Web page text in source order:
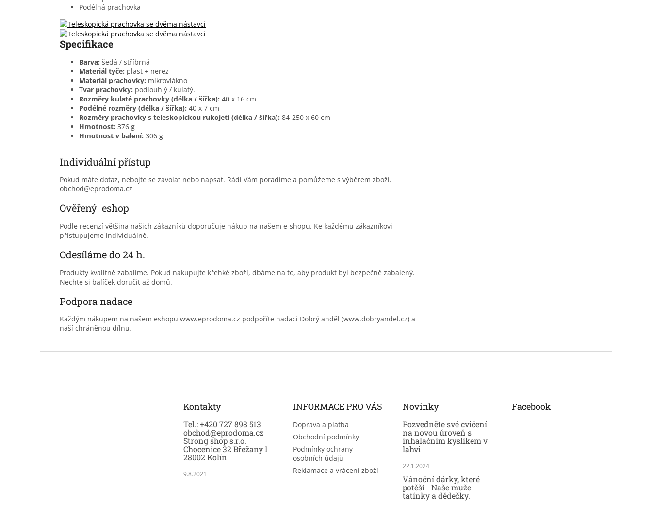
Podélná prachovka
Specifikace
Barva: šedá / stříbrná
Materiál tyče: plast + nerez
Materiál prachovky: mikrovlákno
Tvar prachovky: podlouhlý / kulatý.
Rozměry kulaté prachovky (délka / šířka): 40 x 16 cm
Podélné rozměry (délka / šířka): 40 x 7 cm
Rozměry prachovky s teleskopickou rukojetí (délka / šířka): 84-250 x 60 cm
Hmotnost: 376 g
Hmotnost v balení: 306 g
Individuální přístup
Pokud máte dotaz, nebojte se zavolat nebo napsat. Rádi Vám poradíme a pomůžeme s výběrem zboží.
obchod@eprodoma.cz
Ověřený eshop
Podle recenzí většina našich zákazníků doporučuje nákup na našem e-shopu. Ke každému zákazníkovi
přistupujeme individuálně.
Odesíláme do 24 h.
Produkty kvalitně zabalíme. Pokud nakupujte křehké zboží, dbáme na to, aby produkt byl bezpečně zabalený.
Nechte si balíček doručit až domů.
Podpora nadace
Každým nákupem na našem eshopu www.eprodoma.cz podpoříte nadaci Dobrý anděl (www.dobryandel.cz) a
naší chráněnou dílnu.
Kontakty
Tel.: +420 727 898 513
obchod@eprodoma.cz
Strong shop s.r.o.
Chocenice 32 Břežany I
28002 Kolín
9.8.2021
INFORMACE PRO VÁS
Doprava a platba
Obchodní podmínky
Podmínky ochrany
osobních údajů
Reklamace a vrácení zboží
Novinky
Pozvedněte své cvičení
na novou úroveň s
inhalačním kyslíkem v
lahvi
22.1.2024
Vánoční dárky, které
potěší - Naše muže -
tatínky a dědečky.
Facebook